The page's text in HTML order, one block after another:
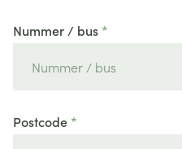
Nummer / bus
Postcode